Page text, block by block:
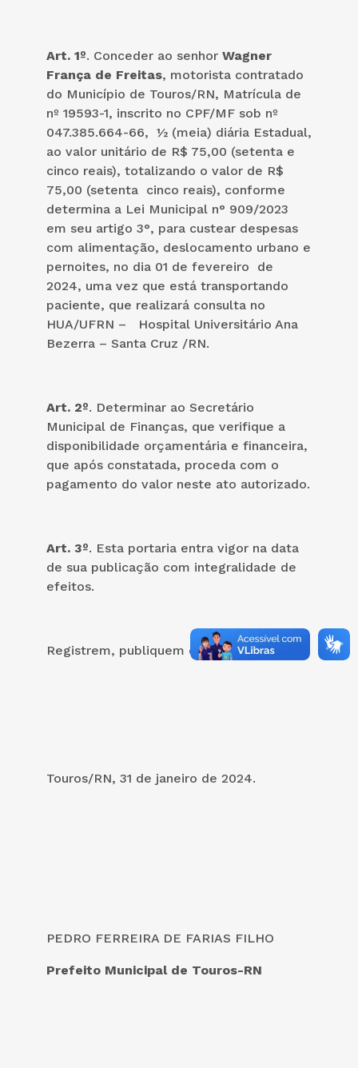
Art. 1º. Conceder ao senhor Wagner
França de Freitas, motorista contratado
do Município de Touros/RN, Matrícula de
nº 19593-1, inscrito no CPF/MF sob nº
047.385.664-66, ½ (meia) diária Estadual,
ao valor unitário de R$ 75,00 (setenta e
cinco reais), totalizando o valor de R$
75,00 (setenta cinco reais), conforme
determina a Lei Municipal n° 909/2023
em seu artigo 3°, para custear despesas
com alimentação, deslocamento urbano e
pernoites, no dia 01 de fevereiro de
2024, uma vez que está transportando
paciente, que realizará consulta no
HUA/UFRN – Hospital Universitário Ana
Bezerra – Santa Cruz /RN.
Art. 2º. Determinar ao Secretário
Municipal de Finanças, que verifique a
disponibilidade orçamentária e financeira,
que após constatada, proceda com o
pagamento do valor neste ato autorizado.
Art. 3º. Esta portaria entra vigor na data
de sua publicação com integralidade de
efeitos.
Registrem, publiquem e Cumpram.
Touros/RN, 31 de janeiro de 2024.
PEDRO FERREIRA DE FARIAS FILHO
Prefeito Municipal de Touros-RN